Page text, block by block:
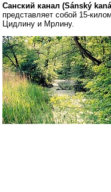
Санский канал (Sánský
представляет собой 15-
Цидлину и Мрлину.